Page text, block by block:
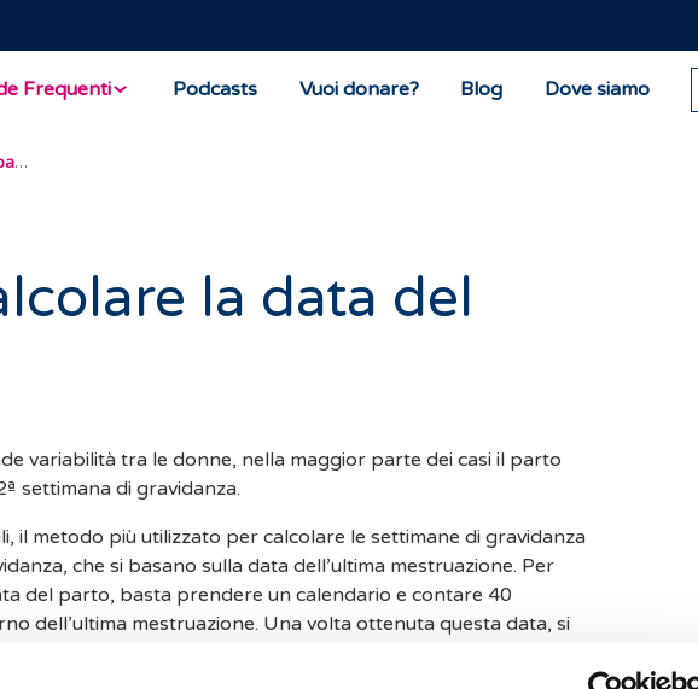
Frequenti Podcasts Vuoi donare? Blog Dove siamo
Come calcolare la data del parto?
la data del
variabilità tra le donne, nella maggior parte dei casi il parto
settimana di gravidanza.
il metodo più utilizzato per calcolare le settimane di gravidanza
che si basano sulla data dell’ultima mestruazione. Per
del parto, basta prendere un calendario e contare 40
dell’ultima mestruazione. Una volta ottenuta questa data, si